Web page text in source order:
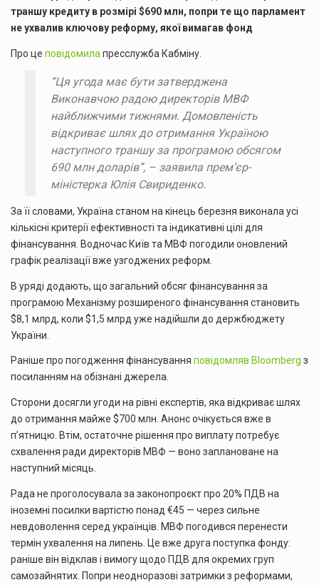
траншу кредиту в розмірі $690 млн, попри те що парламент
не ухвалив ключову реформу, якої вимагав фонд
Про це повідомила пресслужба Кабміну.
“Ця угода має бути затверджена
Виконавчою радою директорів МВФ
найближчими тижнями. Домовленість
відкриває шлях до отримання Україною
наступного траншу за програмою обсягом
690 млн доларів”, – заявила премʼєр-
міністерка Юлія Свириденко.
За її словами, Україна станом на кінець березня виконала усі
кількісні критерії ефективності та індикативні цілі для
фінансування. Водночас Київ та МВФ погодили оновлений
графік реалізації вже узгоджених реформ.
В уряді додають, що загальний обсяг фінансування за
програмою Механізму розширеного фінансування становить
$8,1 млрд, коли $1,5 млрд уже надійшли до держбюджету
України.
Раніше про погодження фінансування повідомляв Bloomberg з
посиланням на обізнані джерела.
Сторони досягли угоди на рівні експертів, яка відкриває шлях
до отримання майже $700 млн. Анонс очікується вже в
п’ятницю. Втім, остаточне рішення про виплату потребує
схвалення ради директорів МВФ — воно заплановане на
наступний місяць.
Рада не проголосувала за законопроєкт про 20% ПДВ на
іноземні посилки вартістю понад €45 — через сильне
невдоволення серед українців. МВФ погодився перенести
термін ухвалення на липень. Це вже друга поступка фонду:
раніше він відклав і вимогу щодо ПДВ для окремих груп
самозайнятих. Попри неодноразові затримки з реформами,